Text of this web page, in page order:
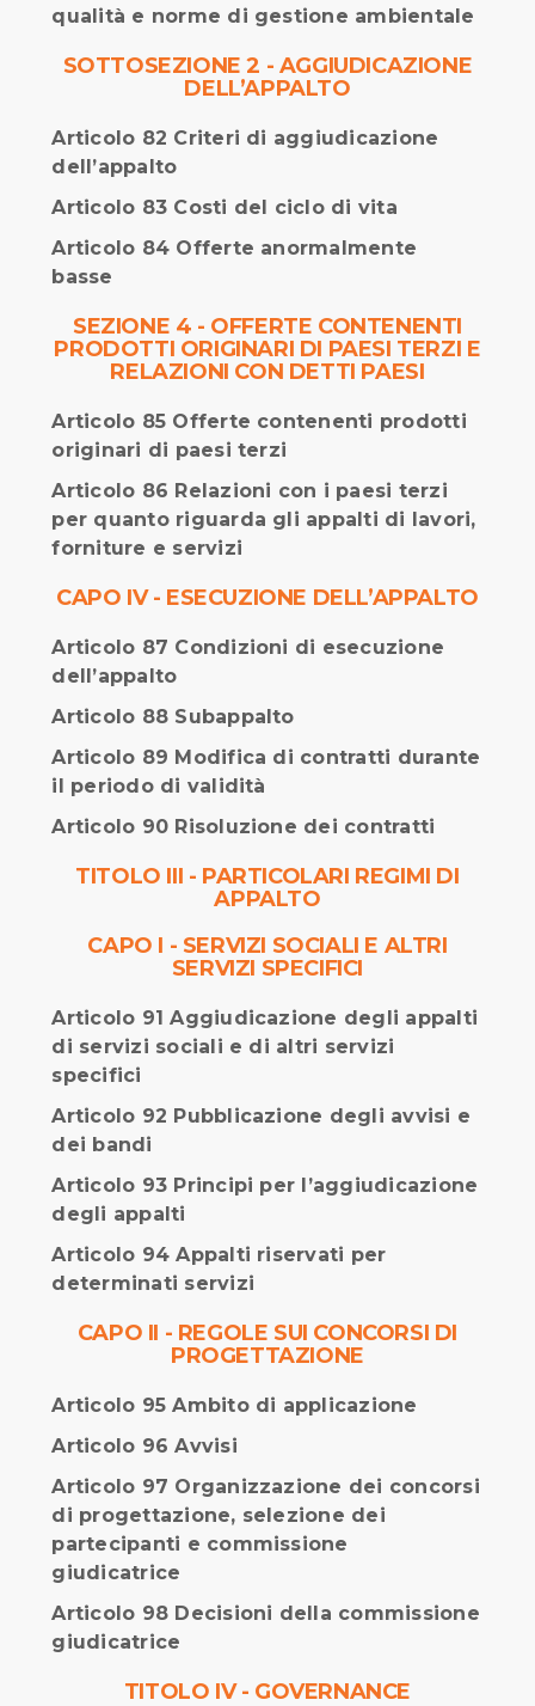
qualità e norme di gestione ambientale
SOTTOSEZIONE 2 - AGGIUDICAZIONE
DELL’APPALTO
Articolo 82 Criteri di aggiudicazione
dell’appalto
Articolo 83 Costi del ciclo di vita
Articolo 84 Offerte anormalmente
basse
SEZIONE 4 - OFFERTE CONTENENTI
PRODOTTI ORIGINARI DI PAESI TERZI E
RELAZIONI CON DETTI PAESI
Articolo 85 Offerte contenenti prodotti
originari di paesi terzi
Articolo 86 Relazioni con i paesi terzi
per quanto riguarda gli appalti di lavori,
forniture e servizi
CAPO IV - ESECUZIONE DELL’APPALTO
Articolo 87 Condizioni di esecuzione
dell’appalto
Articolo 88 Subappalto
Articolo 89 Modifica di contratti durante
il periodo di validità
Articolo 90 Risoluzione dei contratti
TITOLO III - PARTICOLARI REGIMI DI
APPALTO
CAPO I - SERVIZI SOCIALI E ALTRI
SERVIZI SPECIFICI
Articolo 91 Aggiudicazione degli appalti
di servizi sociali e di altri servizi
specifici
Articolo 92 Pubblicazione degli avvisi e
dei bandi
Articolo 93 Principi per l’aggiudicazione
degli appalti
Articolo 94 Appalti riservati per
determinati servizi
CAPO II - REGOLE SUI CONCORSI DI
PROGETTAZIONE
Articolo 95 Ambito di applicazione
Articolo 96 Avvisi
Articolo 97 Organizzazione dei concorsi
di progettazione, selezione dei
partecipanti e commissione
giudicatrice
Articolo 98 Decisioni della commissione
giudicatrice
TITOLO IV - GOVERNANCE